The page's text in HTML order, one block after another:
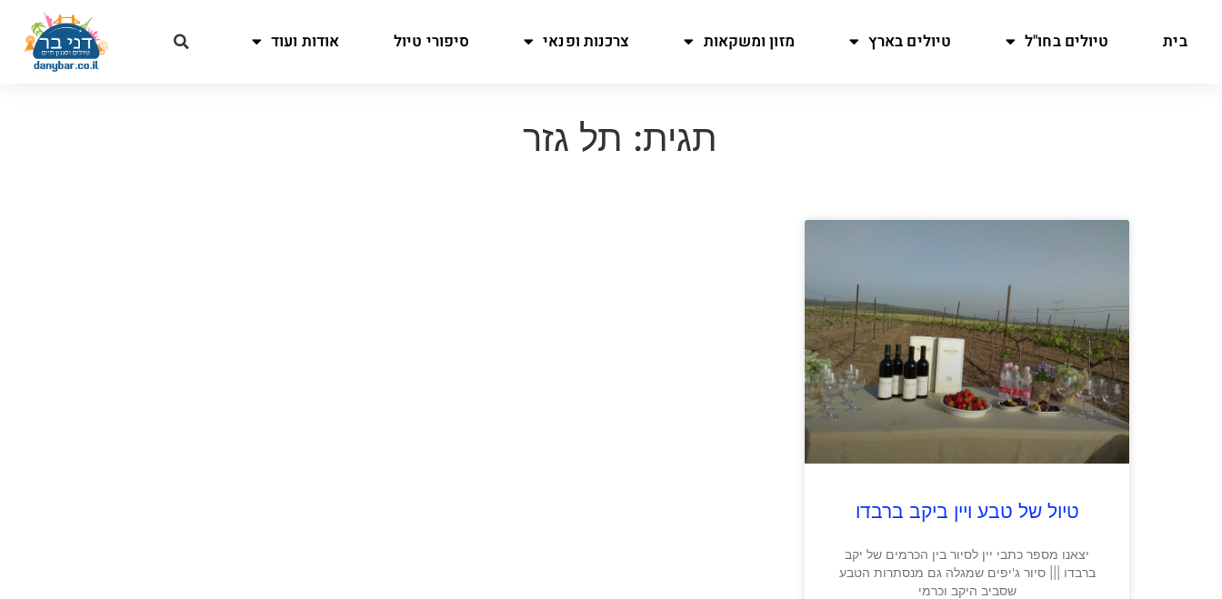
בית טיולים בחו"ל טיולים בארץ מזון ומשקאות צרכנות ופנאי סיפורי טיול אודות ועוד
תגית: תל גזר
טיול של טבע ויין ביקב ברבדו
יצאנו מספר כתבי יין לסיור בין הכרמים של יקב
ברבדו ||| סיור ג'יפים שמגלה גם מנסתרות הטבע
שסביב היקב וכרמי